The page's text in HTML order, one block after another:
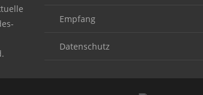
Empfang
Datenschutz